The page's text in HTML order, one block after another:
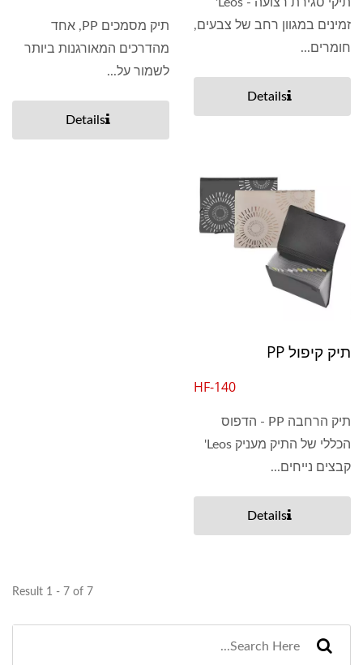
זמינים במגוון רחב של צבעים,
חומרים...
Details
תיק מסמכים PP, אחד
מהדרכים המאורגנות ביותר
לשמור על...
Details
תיק קיפול PP
HF-140
תיק הרחבה PP - הדפוס
הכללי של התיק מעניק Leos'
קבצים נייחים...
Details
Result 1 - 7 of 7